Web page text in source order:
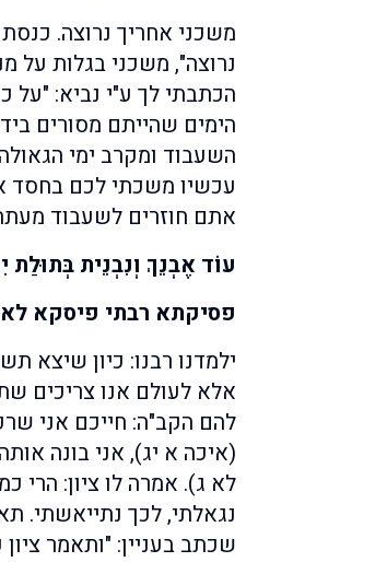
משכני אחריך נרוצה.
נרוצה", משכני בגלות על
הכתבתי לך ע"י נביא: "על
הימים שהייתם מסורים
השעבוד ומקרב ימי
עכשיו משכתי לכם בחסד
אתם חוזרים לשעבוד
עוֹד אֶבְנֵךְ וְנִבְנֵית
פסיקתא רבתי פיסקא לא
ילמדנו רבנו: כיון שיצא
אלא לעולם אנו צריכים
להם הקב"ה: חייכם אני
(איכה א יג), אני בונה
לא ג). אמרה לו ציון: הרי
נגאלתי, לכך נתייאשתי.
שכתב בעניין: "ותאמר